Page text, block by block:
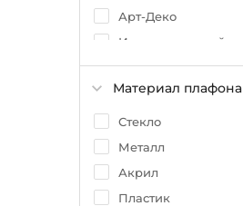
Арт-Деко
Индустриальный
Техно
Флористика
Скандинавский
Восточный
Материал плафона
Стекло
Металл
Акрил
Пластик